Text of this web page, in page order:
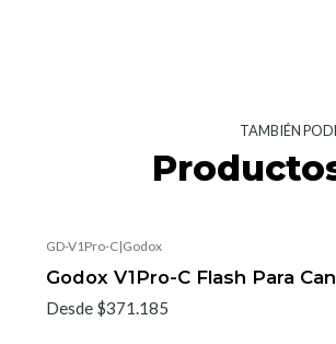
TAMBIÉN
GD-V1Pro-C|Godox
Godox V1Pro-C Flash Para
Desde $371.185